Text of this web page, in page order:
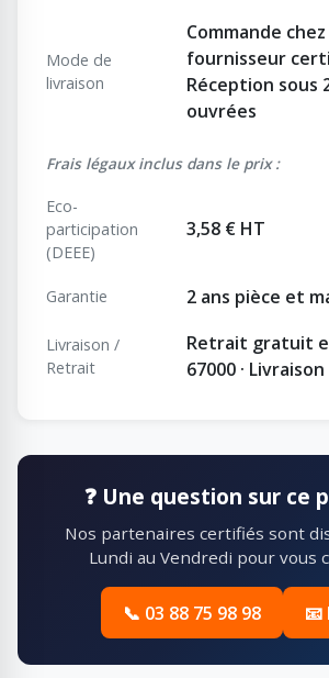
Mode de
livraison
Commande
fournisseur
Réception sous
ouvrées
Frais légaux inclus dans le prix :
Eco-
participation
(DEEE)
3,58 € HT
Garantie 2 ans pièce et
Livraison /
Retrait
Retrait gratuit
67000 ·
❓ Une question sur ce
Nos partenaires certifiés sont
Lundi au Vendredi pour vous
📞 03 88 75 98 98 📧